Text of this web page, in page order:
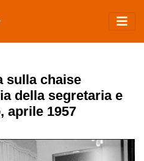
sulla chaise
della segretaria e
aprile 1957